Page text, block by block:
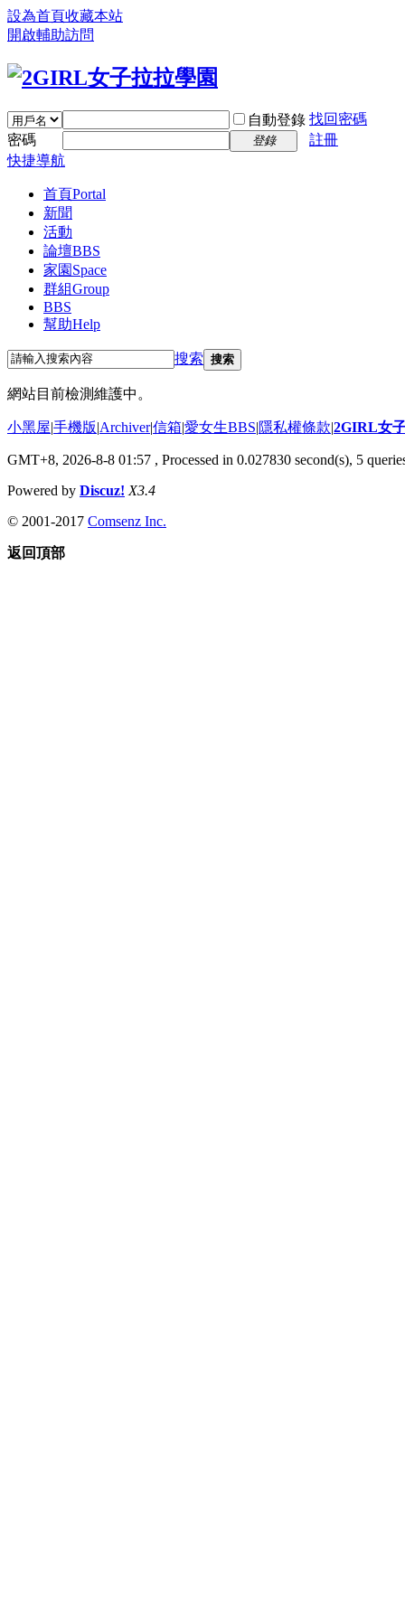
設為首頁收藏本站
開啟輔助訪問
自動登錄 找回密碼
密碼
登錄
註冊
快捷導航
首頁Portal
新聞
活動
論壇BBS
家園 Space
群組Group
BBS
幫助Help
搜索 搜索
網站目前檢測維護中。
小黑屋|手機版|Archiver|信箱|愛女生BBS|隱私權條款|2GIRL女
GMT+8, 2026-8-8 01:57 , Processed in 0.027830 second(s), 5
Powered by Discuz! X3.4
© 2001-2017 Comsenz Inc.
返回頂部